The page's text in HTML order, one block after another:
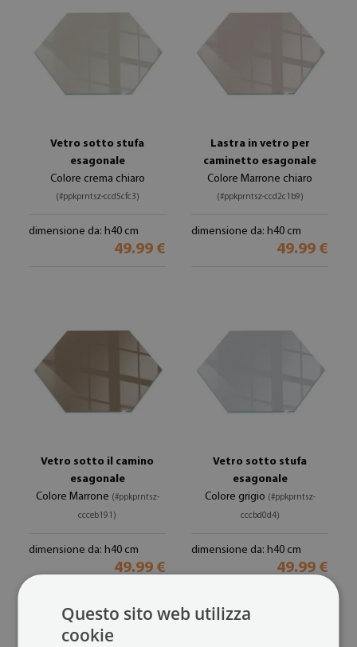
Vetro sotto stufa
esagonale
Colore crema chiaro
(#ppkprntsz-ccd5cfc3)
dimensione da: h40 cm
49.99 €
Lastra in vetro per
caminetto esagonale
Colore Marrone chiaro
(#ppkprntsz-ccd2c1b9)
dimensione da: h40 cm
49.99 €
Vetro sotto il camino
esagonale
Colore Marrone (#ppkprntsz-
ccceb191)
dimensione da: h40 cm
49.99 €
Vetro sotto stufa
esagonale
Colore grigio (#ppkprntsz-
cccbd0d4)
dimensione da: h40 cm
49.99 €
Questo sito web utilizza
cookie